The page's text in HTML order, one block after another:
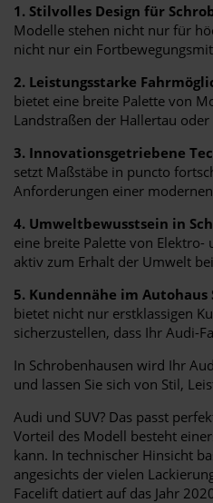
1. Stilvolles Design für
Modelle stehen nicht nur für
nicht nur ein
2. Leistungsstarke
bietet eine breite Palette von
Landstraßen der Hallertau
3. Innovationsgetriebene
setzt Maßstäbe in puncto
Anforderungen einer
4. Umweltbewusstsein in
eine breite Palette von
aktiv zum Erhalt der Umwelt
5. Kundennähe im Autohaus
bietet nicht nur erstklassigen
sicherzustellen, dass Ihr Audi-
In Schrobenhausen wird Ihr
und lassen Sie sich von Stil,
Audi und SUV? Das passt
Vorteil des Modell besteht
kann. In technischer Hinsicht
angesichts der vielen
Facelift datiert auf das Jahr